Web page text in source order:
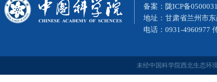
备案： 陇ICP备
地址：甘肃省兰州市
电话：0931-4960977
未经中国科学院西北生态环